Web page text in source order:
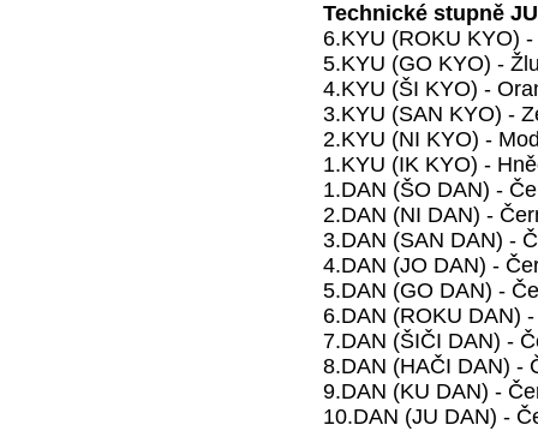
Technické stupně
6.KYU (ROKU KYO)
5.KYU (GO KYO) -
4.KYU (ŠI KYO) -
3.KYU (SAN KYO) -
2.KYU (NI KYO) -
1.KYU (IK KYO) -
1.DAN (ŠO DAN) -
2.DAN (NI DAN) -
3.DAN (SAN DAN) -
4.DAN (JO DAN) -
5.DAN (GO DAN) -
6.DAN (ROKU DAN)
7.DAN (ŠIČI DAN) -
8.DAN (HAČI DAN) -
9.DAN (KU DAN) -
10.DAN (JU DAN) -